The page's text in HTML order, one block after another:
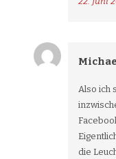
Also ich
die